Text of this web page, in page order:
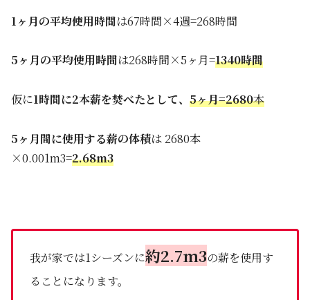
1ヶ月の平均使用時間は67時間×4週=268時間
5ヶ月の平均使用時間は268時間×5ヶ月=1340時間
仮に1時間に2本薪を焚べたとして、 5ヶ月=2680本
5ヶ月間に使用する薪の体積は 2680本
×0.001m3=2.68m3
我が家では1シーズンに約2.7m3の薪を使用す
ることになります。